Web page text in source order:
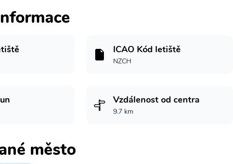
ICAO Kód letiště
NZCH
Vzdálenost od centra
9.7 km
město